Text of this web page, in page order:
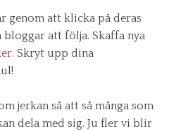
genom att klicka på deras
bloggar att följa. Skaffa nya
. Skryt upp dina
jerkan så att så många som
dela med sig. Ju fler vi blir